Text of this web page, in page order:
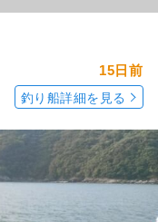
15日前
釣り船詳細を見る